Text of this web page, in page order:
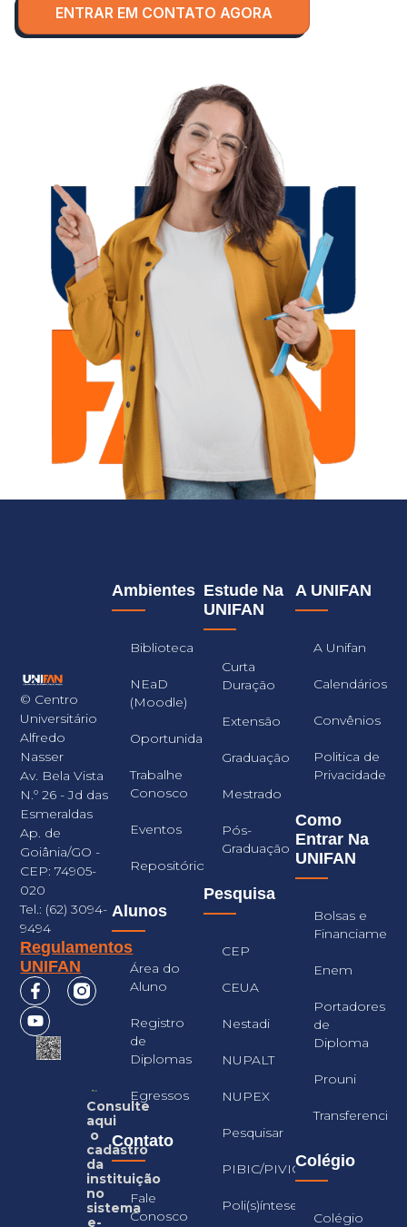
ENTRAR EM CONTATO AGORA
© Centro
Universitário
Alfredo
Nasser
Av. Bela Vista
N.º 26 - Jd das
Esmeraldas
Ap. de
Goiânia/GO -
CEP: 74905-
020
Tel.: (62) 3094-
9494
Regulamentos
UNIFAN
Consulte
aqui
o
cadastro
da
instituição
no
sistema
e-
A UNIFAN
A Unifan
Calendários
Convênios
Politica de
Privacidade
Como
Entrar Na
UNIFAN
Bolsas e
Enem
Portadores
de
Diploma
Prouni
Transferencia
Colégio
Colégio
Estude Na
UNIFAN
Curta
Duração
Extensão
Graduação
Mestrado
Pós-
Graduação
Pesquisa
CEP
CEUA
Nestadi
NUPALT
NUPEX
Pesquisar
PIBIC/PIVIC
Poli(s)íntese
Ambientes
Biblioteca
NEaD
(Moodle)
Oportunidades
Trabalhe
Conosco
Eventos
Repositório
Alunos
Área do
Aluno
Registro
de
Diplomas
Egressos
Contato
Fale
Conosco